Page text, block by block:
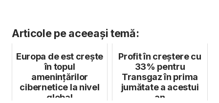
Articole pe aceeași temă:
Europa de est crește
în topul
amenințărilor
cibernetice la nivel
global
Profit în creștere cu
33% pentru
Transgaz în prima
jumătate a acestui
an